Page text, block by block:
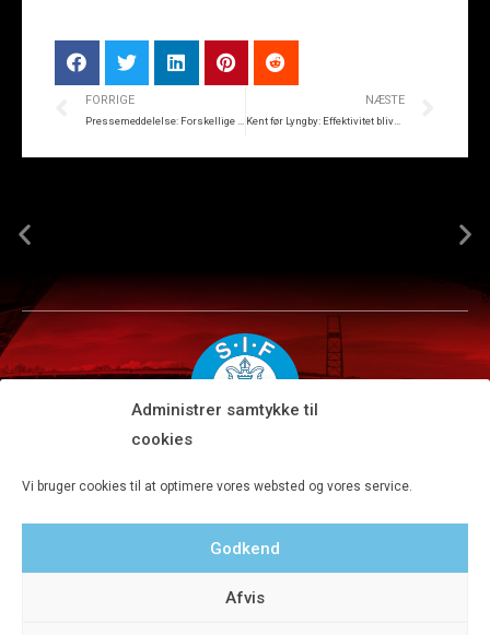
Administrer samtykke til
cookies
Vi bruger cookies til at optimere vores websted og vores service.
Godkend
Afvis
FORRIGE NÆSTE
Kent før Lyngby: Effektivitet bliver altafgørende
Tlf 8680 4477 · Fax 8680 4647 · Kontortid man-fre kl. 9-15